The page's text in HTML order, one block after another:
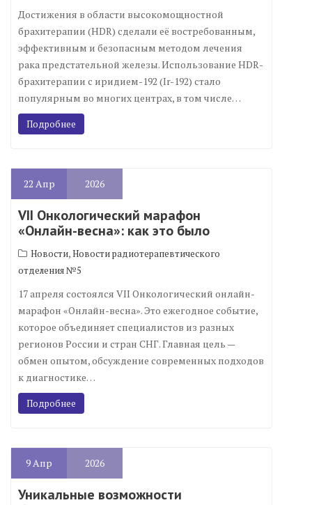
Достижения в области высокомощностной
брахитерапии (HDR) сделали её востребованным,
эффективным и безопасным методом лечения
рака предстательной железы. Использование HDR-
брахитерапии с иридием-192 (Ir-192) стало
популярным во многих центрах, в том числе…
Подробнее
22 Апр 2026
VII Онкологический марафон
«Онлайн-весна»: как это было
Новости,Новости радиотерапевтического
отделения №5
17 апреля состоялся VII Онкологический онлайн-
марафон «Онлайн-весна». Это ежегодное событие,
которое объединяет специалистов из разных
регионов России и стран СНГ. Главная цель —
обмен опытом, обсуждение современных подходов
к диагностике…
Подробнее
9Апр 2026
Уникальные возможности